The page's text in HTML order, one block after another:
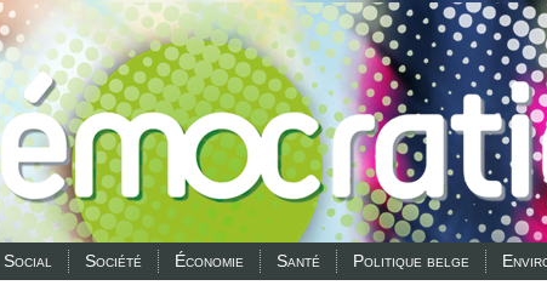
Social Société Économie Santé Politique belge